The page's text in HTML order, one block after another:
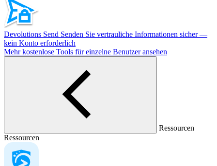
Devolutions Send Senden Sie vertrauliche Informationen sicher —
kein Konto erforderlich
Mehr kostenlose Tools für einzelne Benutzer ansehen
Ressourcen
Ressourcen